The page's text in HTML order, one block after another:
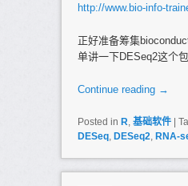
http://www.bio-info-
正好准备筹集
单讲一下DESeq2这个包
Continue reading →
Posted in R, 基础软件
DESeq, DESeq2, RNA-